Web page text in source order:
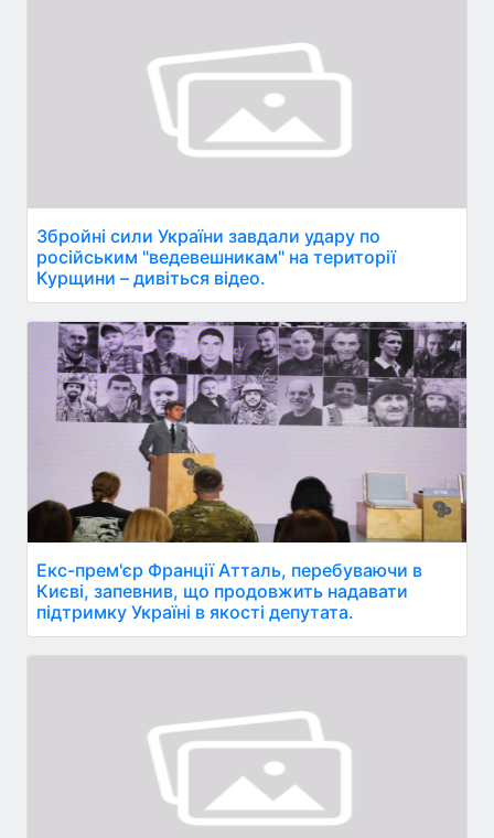
Збройні сили України завдали удару по
російським "ведевешникам" на території
Курщини – дивіться відео.
Екс-прем'єр Франції Атталь, перебуваючи в
Києві, запевнив, що продовжить надавати
підтримку Україні в якості депутата.